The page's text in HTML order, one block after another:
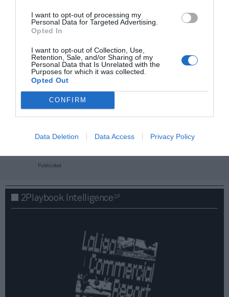
I want to opt-out of processing my
Personal Data for Targeted Advertising.
Opted In
I want to opt-out of Collection, Use,
Retention, Sale, and/or Sharing of my
Personal Data that Is Unrelated with the
Purposes for which it was collected.
Opted Out
CONFIRM
Data Deletion Data Access Privacy Policy
y eventos para Socios!​​​​​​​
Publicidad
2Playbook Intelligence2P